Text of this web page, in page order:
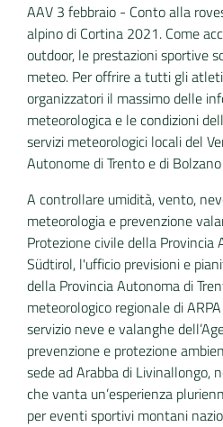
AAV 3 febbraio - Conto alla
alpino di Cortina 2021. Come
outdoor, le prestazioni sportive
meteo. Per offrire a tutti gli
organizzatori il massimo delle
meteorologica e le condizioni
servizi meteorologici locali del
Autonome di Trento e di
A controllare umidità, vento,
meteorologia e prevenzione
Protezione civile della Provincia
Südtirol, l'ufficio previsioni e
della Provincia Autonoma di
meteorologico regionale di
servizio neve e valanghe
prevenzione e protezione
sede ad Arabba di Livinallongo,
che vanta un’esperienza
per eventi sportivi montani